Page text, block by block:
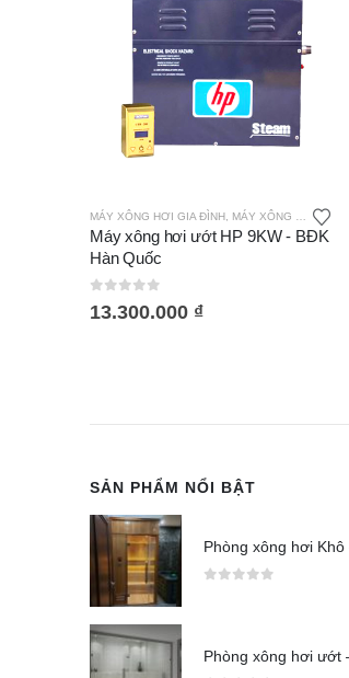
MÁY XÔNG HƠI GIA ĐÌNH MÁY XÔNG HƠI ƯỚT HP
Máy xông hơi ướt HP 9KW - BĐK
Hàn Quốc
13.300.000 ₫
SẢN PHẨM NỔI BẬT